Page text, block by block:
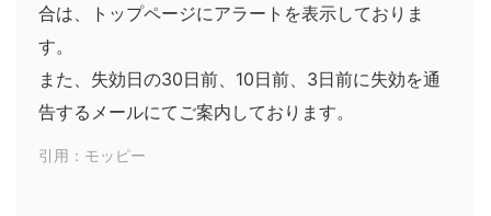
合は、トップページにアラートを表示しておりま
す。
また、失効日の30日前、10日前、3日前に失効を通
告するメールにてご案内しております。
引用：モッピー